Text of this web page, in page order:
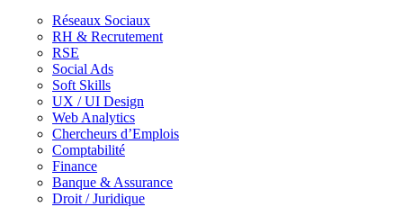
Réseaux Sociaux
RH & Recrutement
RSE
Social Ads
Soft Skills
UX / UI Design
Web Analytics
Chercheurs d’Emplois
Comptabilité
Finance
Banque & Assurance
Droit / Juridique